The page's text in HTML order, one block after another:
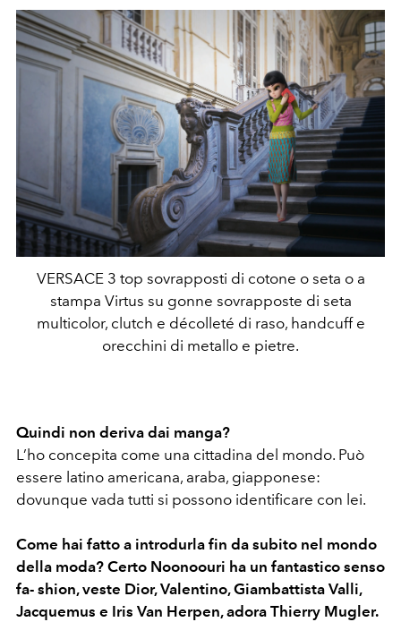
VERSACE 3 top sovrapposti di cotone o seta o a
stampa Virtus su gonne sovrapposte di seta
multicolor, clutch e décolleté di raso, handcuff e
orecchini di metallo e pietre.
Quindi non deriva dai manga?
L’ho concepita come una cittadina del mondo. Può
essere latino americana, araba, giapponese:
dovunque vada tutti si possono identificare con lei.
Come hai fatto a introdurla fin da subito nel mondo
della moda? Certo Noonoouri ha un fantastico senso
fa- shion, veste Dior, Valentino, Giambattista Valli,
Jacquemus e Iris Van Herpen, adora Thierry Mugler.